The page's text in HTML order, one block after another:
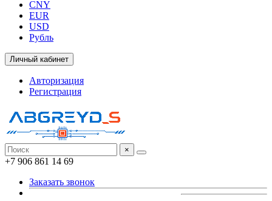
CNY
EUR
USD
Рубль
Личный кабинет
Авторизация
Регистрация
×
+7 906 861 14 69
Заказать звонок